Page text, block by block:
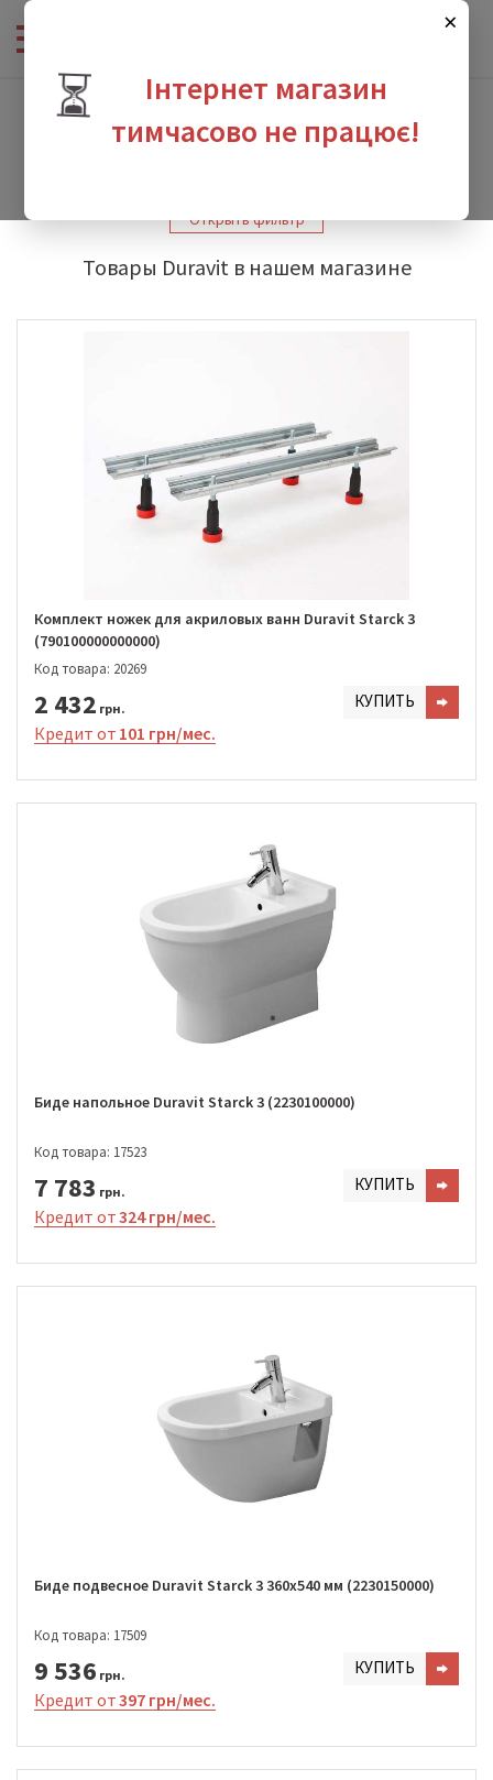
×
⏳
Інтернет магазин
тимчасово не працює!
Интернет-магазин сантехники - Производители - Duravit - Duravit Starck 3
Открыть фильтр
Товары Duravit в нашем магазине
Комплект ножек для акриловых ванн Duravit Starck 3
(790100000000000)
Код товара: 20269
2 432 грн. КУПИТЬ
Кредит от 101 грн/мес.
Биде напольное Duravit Starсk 3 (2230100000)
Код товара: 17523
7 783 грн. КУПИТЬ
Кредит от324 грн/мес.
Биде подвесное Duravit Starсk 3 360x540 мм (2230150000)
Код товара: 17509
9 536 грн. КУПИТЬ
Кредит от397 грн/мес.